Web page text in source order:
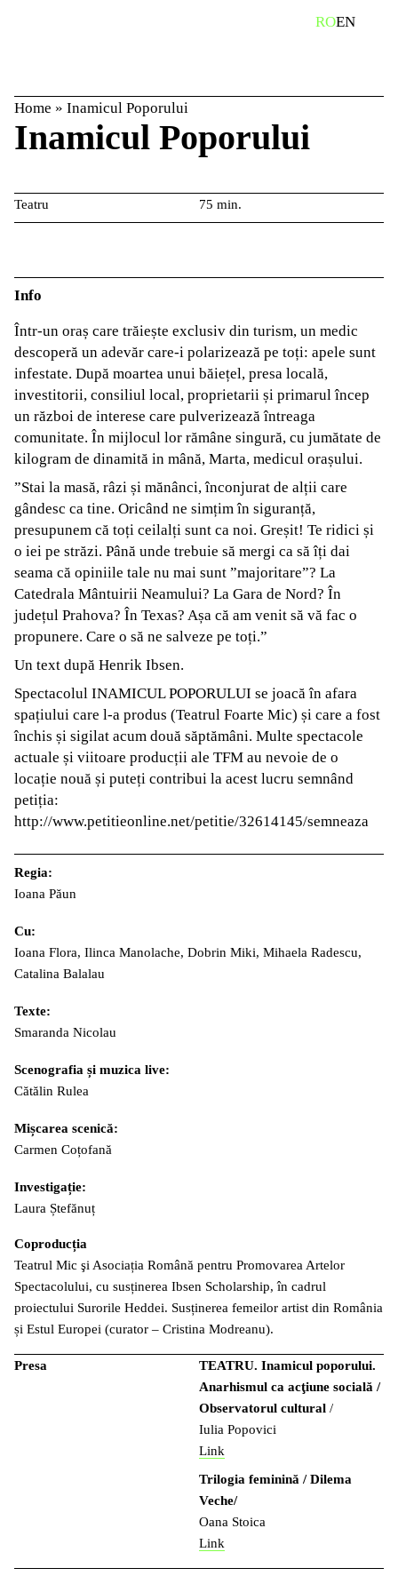
ROEN
Home » Inamicul Poporului
Inamicul Poporului
Teatru 75 min.
Info
Într-un oraș care trăiește exclusiv din turism, un medic
descoperă un adevăr care-i polarizează pe toți: apele sunt
infestate. După moartea unui băiețel, presa locală,
investitorii, consiliul local, proprietarii și primarul încep
un război de interese care pulverizează întreaga
comunitate. În mijlocul lor rămâne singură, cu jumătate de
kilogram de dinamită in mână, Marta, medicul orașului.
”Stai la masă, râzi și mănânci, înconjurat de alții care
gândesc ca tine. Oricând ne simțim în siguranță,
presupunem că toți ceilalți sunt ca noi. Greșit! Te ridici și
o iei pe străzi. Până unde trebuie să mergi ca să îți dai
seama că opiniile tale nu mai sunt ”majoritare”? La
Catedrala Mântuirii Neamului? La Gara de Nord? În
județul Prahova? În Texas? Așa că am venit să vă fac o
propunere. Care o să ne salveze pe toți.”
Un text după Henrik Ibsen.
Spectacolul INAMICUL POPORULUI se joacă în afara
spațiului care l-a produs (Teatrul Foarte Mic) și care a fost
închis și sigilat acum două săptămâni. Multe spectacole
actuale și viitoare producții ale TFM au nevoie de o
locație nouă și puteți contribui la acest lucru semnând
petiția:
http://www.petitieonline.net/petitie/32614145/semneaza
Regia:
Ioana Păun
Cu:
Ioana Flora, Ilinca Manolache, Dobrin Miki, Mihaela Radescu,
Catalina Balalau
Texte:
Smaranda Nicolau
Scenografia și muzica live:
Cătălin Rulea
Mișcarea scenică:
Carmen Coțofană
Investigație:
Laura Ștefănuț
Coproducția
Teatrul Mic şi Asociația Română pentru Promovarea Artelor
Spectacolului, cu susținerea Ibsen Scholarship, în cadrul
proiectului Surorile Heddei. Susținerea femeilor artist din România
și Estul Europei (curator – Cristina Modreanu).
Presa
TEATRU. Inamicul poporului.
Anarhismul ca acţiune socială /
Observatorul cultural /
Iulia Popovici
Link
Trilogia feminină / Dilema
Veche/
Oana Stoica
Link